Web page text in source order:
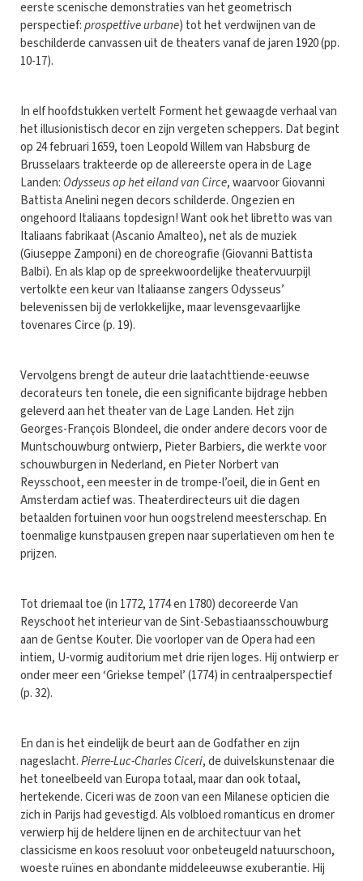
eerste scenische demonstraties van het geometrisch
perspectief:prospettive urbane) tot het verdwijnen van de
beschilderde canvassen uit de theaters vanaf de jaren 1920 (pp.
10-17).
In elf hoofdstukken vertelt Forment het gewaagde verhaal van
het illusionistisch decor en zijn vergeten scheppers. Dat begint
op 24 februari 1659, toen Leopold Willem van Habsburg de
Brusselaars trakteerde op de allereerste opera in de Lage
Landen: Odysseus op het eiland van Circe, waarvoor Giovanni
Battista Anelini negen decors schilderde. Ongezien en
ongehoord Italiaans topdesign! Want ook het libretto was van
Italiaans fabrikaat (Ascanio Amalteo), net als de muziek
(Giuseppe Zamponi) en de choreografie (Giovanni Battista
Balbi). En als klap op de spreekwoordelijke theatervuurpijl
vertolkte een keur van Italiaanse zangers Odysseus’
belevenissen bij de verlokkelijke, maar levensgevaarlijke
tovenares Circe (p. 19).
Vervolgens brengt de auteur drie laatachttiende-eeuwse
decorateurs ten tonele, die een significante bijdrage hebben
geleverd aan het theater van de Lage Landen. Het zijn
Georges-François Blondeel, die onder andere decors voor de
Muntschouwburg ontwierp, Pieter Barbiers, die werkte voor
schouwburgen in Nederland, en Pieter Norbert van
Reysschoot, een meester in de trompe-l’oeil, die in Gent en
Amsterdam actief was. Theaterdirecteurs uit die dagen
betaalden fortuinen voor hun oogstrelend meesterschap. En
toenmalige kunstpausen grepen naar superlatieven om hen te
prijzen.
Tot driemaal toe (in 1772, 1774 en 1780) decoreerde Van
Reyschoot het interieur van de Sint-Sebastiaansschouwburg
aan de Gentse Kouter. Die voorloper van de Opera had een
intiem, U-vormig auditorium met drie rijen loges. Hij ontwierp er
onder meer een ‘Griekse tempel’ (1774) in centraalperspectief
(p. 32).
En dan is het eindelijk de beurt aan de Godfather en zijn
nageslacht.Pierre-Luc-Charles Ciceri, de duivelskunstenaar die
het toneelbeeld van Europa totaal, maar dan ook totaal,
hertekende. Ciceri was de zoon van een Milanese opticien die
zich in Parijs had gevestigd. Als volbloed romanticus en dromer
verwierp hij de heldere lijnen en de architectuur van het
classicisme en koos resoluut voor onbeteugeld natuurschoon,
woeste ruïnes en abondante middeleeuwse exuberantie. Hij